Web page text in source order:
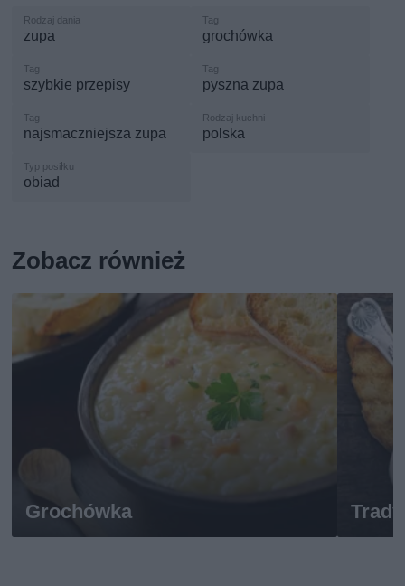
zupa grochówka
szybkie przepisy pyszna zupa
najsmaczniejsza zupa polska
obiad
Zobacz również
Grochówka